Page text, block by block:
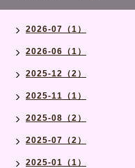
2026-07（1）
2026-06（1）
2025-12（2）
2025-11（1）
2025-08（2）
2025-07（2）
2025-01（1）